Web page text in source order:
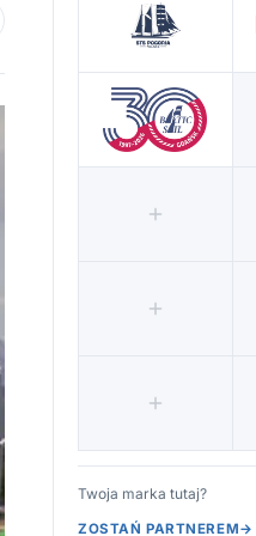
ulubionych
Twoja marka tutaj?
ZOSTAŃ PARTNEREM→